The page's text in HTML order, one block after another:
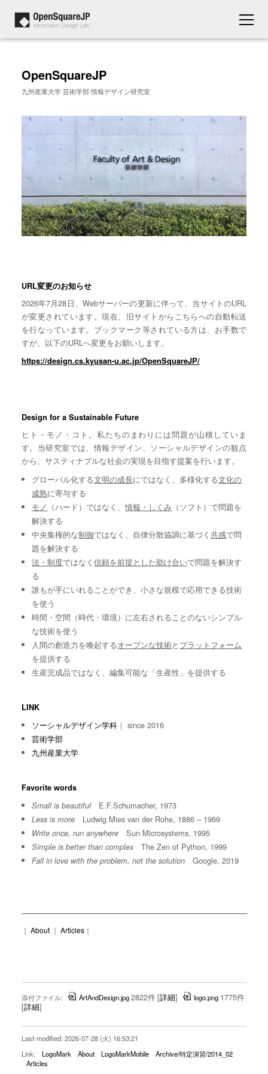
OpenSquareJP
九州産業大学 芸術学部 情報デザイン研究室
URL変更のお知らせ
2026年7月28日、Webサーバーの更新に伴って、当サイトのURL
が変更されています。現在、旧サイトからこちらへの自動転送
を行なっています。ブックマーク等されている方は、お手数で
すが、以下のURLへ変更をお願いします。
https://design.cs.kyusan-u.ac.jp/OpenSquareJP/
Design for a Sustainable Future
ヒト・モノ・コト。私たちのまわりには問題が山積していま
す。当研究室では、情報デザイン、ソーシャルデザインの観点
から、サスティナブルな社会の実現を目指す提案を行います。
グローバル化する文明の成長にではなく、多様化する文化の
成熟に寄与する
モノ （ハード）ではなく、情報・しくみ （ソフト）で問題を
解決する
中央集権的な制御ではなく、自律分散協調に基づく共感で問
題を解決する
法・制度ではなく信頼を前提とした助け合いで問題を解決す
る
誰もが手にいれることができ、小さな規模で応用できる技術
を使う
時間・空間（時代・環境）に左右されることのないシンプル
な技術を使う
人間の創造力を喚起するオープンな技術と プラットフォーム
を提供する
生産完成品ではなく、編集可能な「生産性」を提供する
LINK
ソーシャルデザイン学科 ｜ since 2016
芸術学部
九州産業大学
Favorite words
Small is beautifulE.F.Schumacher, 1973
Less is more Ludwig Mies van der Rohe, 1886 – 1969
Write once, run anywhere Sun Microsystems, 1995
Simple is better than complexThe Zen of Python, 1999
Fall in love with the problem, not the solution Google, 2019
｜ About｜ Articles｜
添付ファイル: ArtAndDesign.jpg2822件[詳細] logo.png 1775件
[詳細]
Last-modified: 2026-07-28 (火) 16:53:21
Link:
LogoMark About LogoMarkMobile
Archive/特定演習/2014_02
Articles